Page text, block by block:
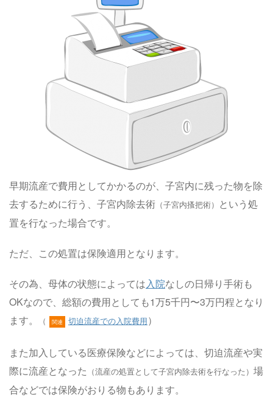
早期流産で費用としてかかるのが、子宮内に残った物を除
去するために行う、子宮内除去術 （子宮内搔把術） という処
置を行なった場合です。
ただ、この処置は保険適用となります。
その為、母体の状態によっては入院なしの日帰り手術も
OKなので、総額の費用としても1万5千円〜3万円程となり
ます。
（ 関連 切迫流産での入院費用）
また加入している医療保険などによっては、切迫流産や実
際に流産となった （流産の処置として子宮内除去術を行なった） 場
合などでは保険がおりる物もあります。